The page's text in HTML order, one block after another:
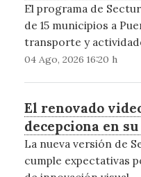
El programa de
de 15 municipios a
transporte y
04 Ago, 2026 16:20 h
El renovado
decepciona en
La nueva versión de
cumple expectativas